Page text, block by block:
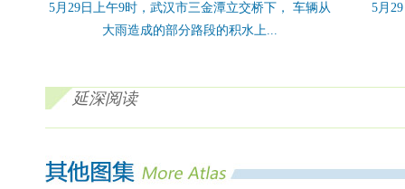
5月29日上午9时，武汉市三金潭立交桥下， 车辆从
大雨造成的部分路段的积水上...
5月
延深阅读